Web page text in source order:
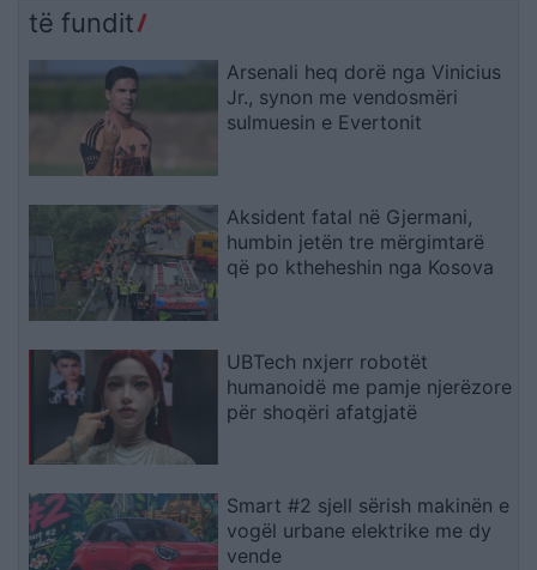
largimin e tij
të fundit
Arsenali heq dorë nga Vinicius
Jr., synon me vendosmëri
sulmuesin e Evertonit
Aksident fatal në Gjermani,
humbin jetën tre mërgimtarë
që po ktheheshin nga Kosova
UBTech nxjerr robotët
humanoidë me pamje njerëzore
për shoqëri afatgjatë
Smart #2 sjell sërish makinën e
vogël urbane elektrike me dy
vende